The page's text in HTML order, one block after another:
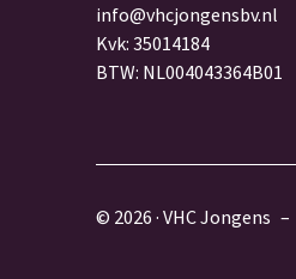
info@vhcjongensbv.nl
Kvk: 35014184
BTW: NL004043364B01
© 2026 · VHC Jongens